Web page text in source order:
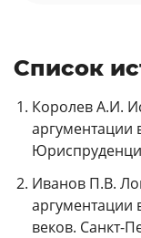
Список
Королев А.И.
аргументации
Иванов П.В.
аргументации
веков. Санкт-